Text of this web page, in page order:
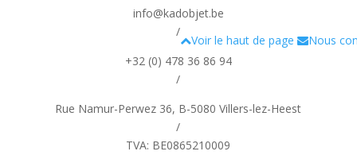
Voir le haut de page Nous
info@kadobjet.be
/
+32 (0) 478 36 86 94
/
Rue Namur-Perwez 36, B-5080 Villers-lez-Heest
/
TVA: BE0865210009